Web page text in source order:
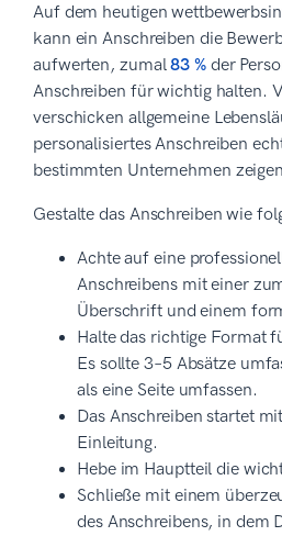
Auf dem heutigen
kann ein Anschreiben die
aufwerten, zumal83 %der
Anschreiben für wichtig halten.
verschicken allgemeine
personalisiertes Anschreiben
bestimmten Unternehmen
Gestalte das Anschreiben wie
Achte auf eine
Anschreibens mit einer
Überschrift und einem
Halte das richtige Format
Es sollte 3–5 Absätze
als eine Seite umfassen.
Das Anschreiben startet
Einleitung.
Hebe im Hauptteil die
Schließe mit einem
des Anschreibens, in dem